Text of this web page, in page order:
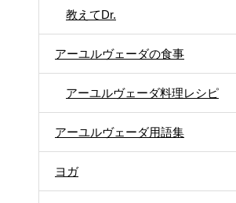
教えてDr.
アーユルヴェーダの食事
アーユルヴェーダ料理レシピ
アーユルヴェーダ用語集
ヨガ